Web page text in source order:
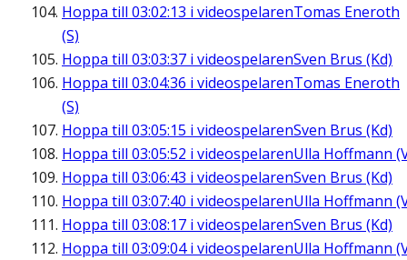
Hoppa till 03:02:13 i videospelarenTomas Eneroth
(S)
Hoppa till 03:03:37 i videospelarenSven Brus (Kd)
Hoppa till 03:04:36 i videospelarenTomas Eneroth
(S)
Hoppa till 03:05:15 i videospelarenSven Brus (Kd)
Hoppa till 03:05:52 i videospelarenUlla Hoffmann
Hoppa till 03:06:43 i videospelarenSven Brus (Kd)
Hoppa till 03:07:40 i videospelarenUlla Hoffmann
Hoppa till 03:08:17 i videospelarenSven Brus (Kd)
Hoppa till 03:09:04i videospelarenUlla Hoffmann